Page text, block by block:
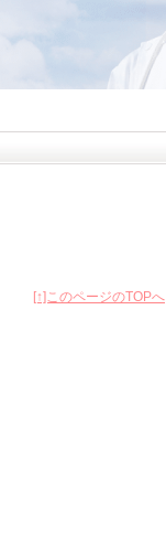
[↑]このページのTOPへ